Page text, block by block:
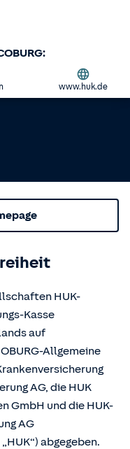
www.huk.de
HUK-
Kasse
auf
Allgemeine
AG, die HUK
GmbH und die HUK-
AG
abgegeben.